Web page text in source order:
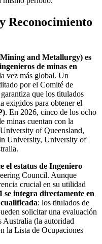
Reconocimiento
and Metallurgy) es
de minas en
vez más global. Un
por el Comité de
que los titulados
exigidos para obtener el
. En 2026, cinco de los ocho
minas cuentan con la
of Queensland,
University, University of
el estatus de Ingeniero
Council. Aunque
crucial en su utilidad
integra directamente en
: los titulados de
solicitar una evaluación
Australia (la autoridad
la Lista de Ocupaciones